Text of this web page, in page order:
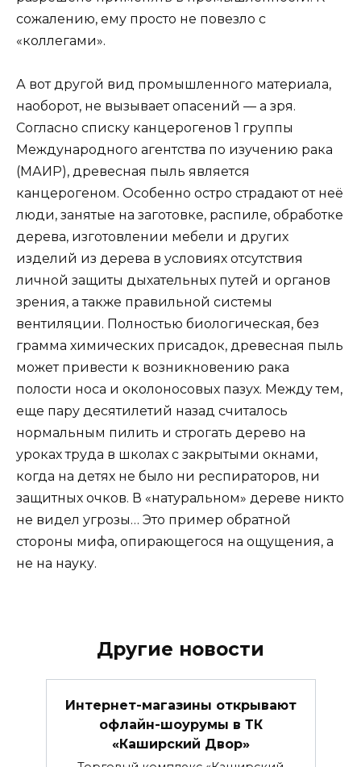
сожалению, ему просто не повезло с
«коллегами».
А вот другой вид промышленного материала,
наоборот, не вызывает опасений — а зря.
Согласно списку канцерогенов 1 группы
Международного агентства по изучению рака
(МАИР), древесная пыль является
канцерогеном. Особенно остро страдают от неё
люди, занятые на заготовке, распиле, обработке
дерева, изготовлении мебели и других
изделий из дерева в условиях отсутствия
личной защиты дыхательных путей и органов
зрения, а также правильной системы
вентиляции. Полностью биологическая, без
грамма химических присадок, древесная пыль
может привести к возникновению рака
полости носа и околоносовых пазух. Между тем,
еще пару десятилетий назад считалось
нормальным пилить и строгать дерево на
уроках труда в школах с закрытыми окнами,
когда на детях не было ни респираторов, ни
защитных очков. В «натуральном» дереве никто
не видел угрозы… Это пример обратной
стороны мифа, опирающегося на ощущения, а
не на науку.
Другие новости
Интернет-магазины открывают
офлайн-шоурумы в ТК
«Каширский Двор»